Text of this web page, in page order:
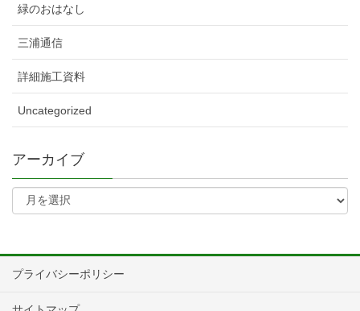
緑のおはなし
三浦通信
詳細施工資料
Uncategorized
アーカイブ
プライバシーポリシー